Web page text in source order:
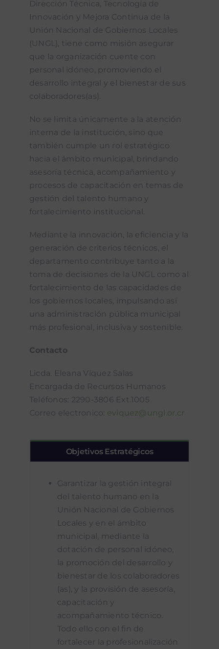
Dirección de Seguimiento Estratégico de
Proyectos y Cooperación Internacional
Dirección Ejecutiva
Dirección Financiera
Dirección Técnica de Tecnología, Innovación y
Mejora Continua
Dirección Técnica, Tecnología de
Innovación y Mejora Continua de la
Unión Nacional de Gobiernos Locales
(UNGL), tiene como misión asegurar
que la organización cuente con
personal idóneo, promoviendo el
desarrollo integral y el bienestar de sus
colaboradores(as).
No se limita únicamente a la atención
interna de la institución, sino que
también cumple un rol estratégico
hacia el ámbito municipal, brindando
asesoría técnica, acompañamiento y
procesos de capacitación en temas de
gestión del talento humano y
fortalecimiento institucional.
Mediante la innovación, la eficiencia y la
generación de criterios técnicos, el
departamento contribuye tanto a la
toma de decisiones de la UNGL como al
fortalecimiento de las capacidades de
los gobiernos locales, impulsando así
una administración pública municipal
más profesional, inclusiva y sostenible.
Contacto
Licda. Eleana Víquez Salas
Encargada de Recursos Humanos
Teléfonos: 2290-3806 Ext.1005
Correo electronico: eviquez@ungl.or.cr
Objetivos Estratégicos
Garantizar la gestión integral
del talento humano en la
Unión Nacional de Gobiernos
Locales y en el ámbito
municipal, mediante la
dotación de personal idóneo,
la promoción del desarrollo y
bienestar de los colaboradores
(as), y la provisión de asesoría,
capacitación y
acompañamiento técnico.
Todo ello con el fin de
fortalecer la profesionalización